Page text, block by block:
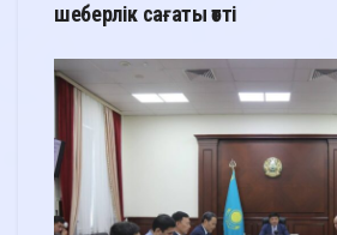
шеберлік сағаты өтті